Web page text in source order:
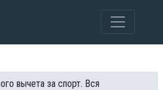
вычета за спорт. Вся